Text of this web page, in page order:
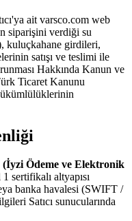
ait varsco.com web
siparişini verdiği su
kuluçkahane girdileri,
satışı ve teslimi ile
Hakkında Kanun ve
Ticaret Kanunu
(İyzi Ödeme ve Elektronik
sertifikalı altyapısı
banka havalesi (SWIFT /
Satıcı sunucularında